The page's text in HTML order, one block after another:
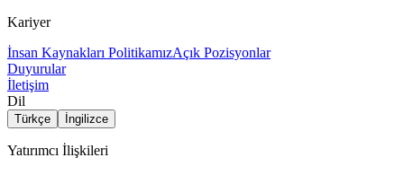
Kariyer
İnsan Kaynakları PolitikamızAçık Pozisyonlar
Duyurular
İletişim
Dil
Türkçe İngilizce
Yatırımcı İlişkileri